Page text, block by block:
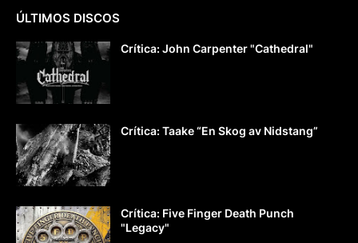
ÚLTIMOS DISCOS
Crítica: John Carpenter "Cathedral"
Crítica: Taake “En Skog av Nidstang”
Crítica: Five Finger Death Punch
"Legacy"